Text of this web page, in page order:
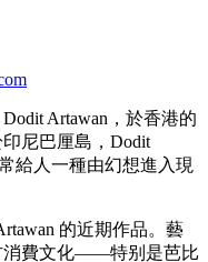
Artawan，於香港的
尼巴厘島，Dodit
給人一種由幻想進入現
的近期作品。藝
費文化——特别是芭比